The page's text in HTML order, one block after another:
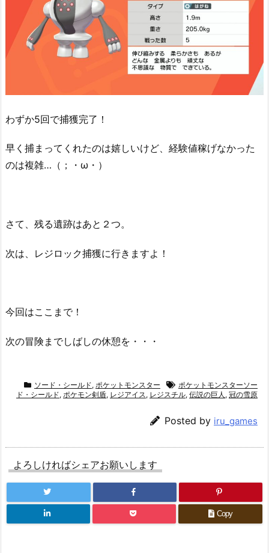
わずか5回で捕獲完了！
早く捕まってくれたのは嬉しいけど、経験値稼げなかった
のは複雑…（；・ω・）
さて、残る遺跡はあと２つ。
次は、レジロック捕獲に行きますよ！
今回はここまで！
次の冒険までしばしの休憩を・・・
ソード・シールド, ポケットモンスター
ポケットモンスターソー
ド・シールド, ポケモン剣盾, レジアイス, レジスチル, 伝説の巨人 , 冠の雪原
Posted by iru_games
よろしければシェアお願いします
Copy